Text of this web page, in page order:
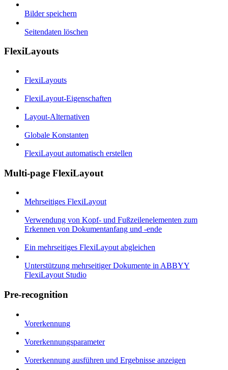
Bilder speichern
Seitendaten löschen
FlexiLayouts
FlexiLayouts
FlexiLayout-Eigenschaften
Layout-Alternativen
Globale Konstanten
FlexiLayout automatisch erstellen
Multi-page FlexiLayout
Mehrseitiges FlexiLayout
Verwendung von Kopf- und Fußzeilenelementen zum
Erkennen von Dokumentanfang und -ende
Ein mehrseitiges FlexiLayout abgleichen
Unterstützung mehrseitiger Dokumente in ABBYY
FlexiLayout Studio
Pre-recognition
Vorerkennung
Vorerkennungsparameter
Vorerkennung ausführen und Ergebnisse anzeigen